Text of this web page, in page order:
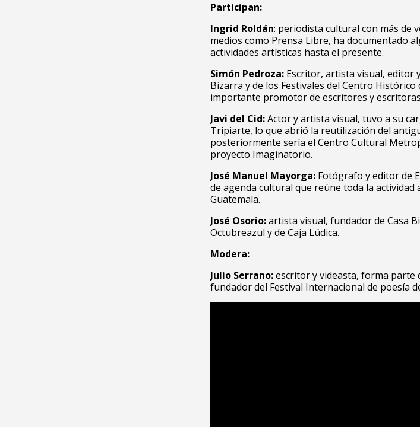
Participan:
Ingrid Roldán: periodista cultural con más de
medios como Prensa Libre, ha documentado
actividades artísticas hasta el presente.
Simón Pedroza: Escritor, artista visual, editor
Bizarra y de los Festivales del Centro
importante promotor de escritores y
Javi del Cid:Actor y artista visual, tuvo a su
Tripiarte, lo que abrió la reutilización del
posteriormente sería el Centro Cultural
proyecto Imaginatorio.
José Manuel Mayorga: Fotógrafo y editor de
de agenda cultural que reúne toda la actividad
Guatemala.
José Osorio:artista visual, fundador de Casa
Octubreazul y de Caja Lúdica.
Modera:
Julio Serrano:escritor y videasta, forma parte
fundador del Festival Internacional de poesía